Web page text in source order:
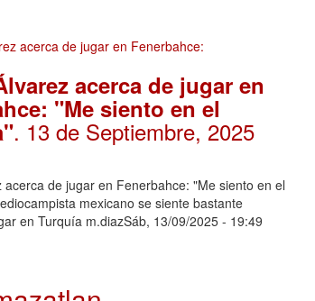
acerca de jugar en
"Me siento en el
. 13 de Septiembre, 2025
acerca de jugar en Fenerbahce: "Me siento en el
mexicano se siente bastante
en Turquía m.diazSáb, 13/09/2025 - 19:49